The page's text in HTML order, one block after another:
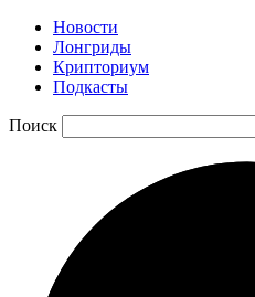
Новости
Лонгриды
Крипториум
Подкасты
Поиск